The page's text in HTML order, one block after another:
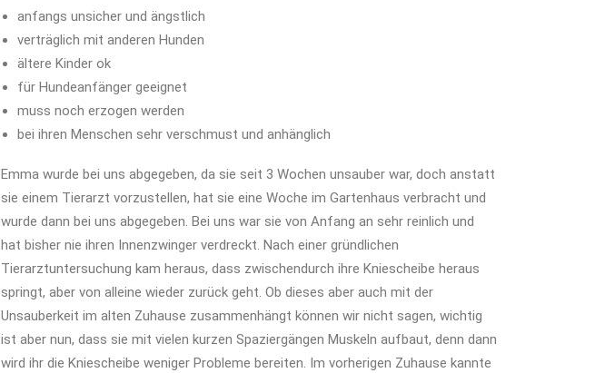
anfangs unsicher und ängstlich
verträglich mit anderen Hunden
ältere Kinder ok
für Hundeanfänger geeignet
muss noch erzogen werden
bei ihren Menschen sehr verschmust und anhänglich
Emma wurde bei uns abgegeben, da sie seit 3 Wochen unsauber war, doch anstatt
sie einem Tierarzt vorzustellen, hat sie eine Woche im Gartenhaus verbracht und
wurde dann bei uns abgegeben. Bei uns war sie von Anfang an sehr reinlich und
hat bisher nie ihren Innenzwinger verdreckt. Nach einer gründlichen
Tierarztuntersuchung kam heraus, dass zwischendurch ihre Kniescheibe heraus
springt, aber von alleine wieder zurück geht. Ob dieses aber auch mit der
Unsauberkeit im alten Zuhause zusammenhängt können wir nicht sagen, wichtig
ist aber nun, dass sie mit vielen kurzen Spaziergängen Muskeln aufbaut, denn dann
wird ihr die Kniescheibe weniger Probleme bereiten. Im vorherigen Zuhause kannte